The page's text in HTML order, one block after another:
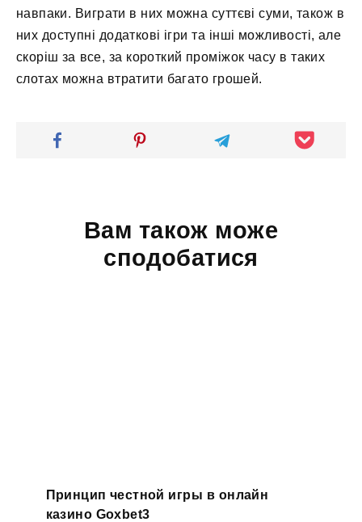
навпаки. Виграти в них можна суттєві суми, також в
них доступні додаткові ігри та інші можливості, але
скоріш за все, за короткий проміжок часу в таких
слотах можна втратити багато грошей.
Вам також може
сподобатися
Принцип честной игры в онлайн
казино Goxbet3